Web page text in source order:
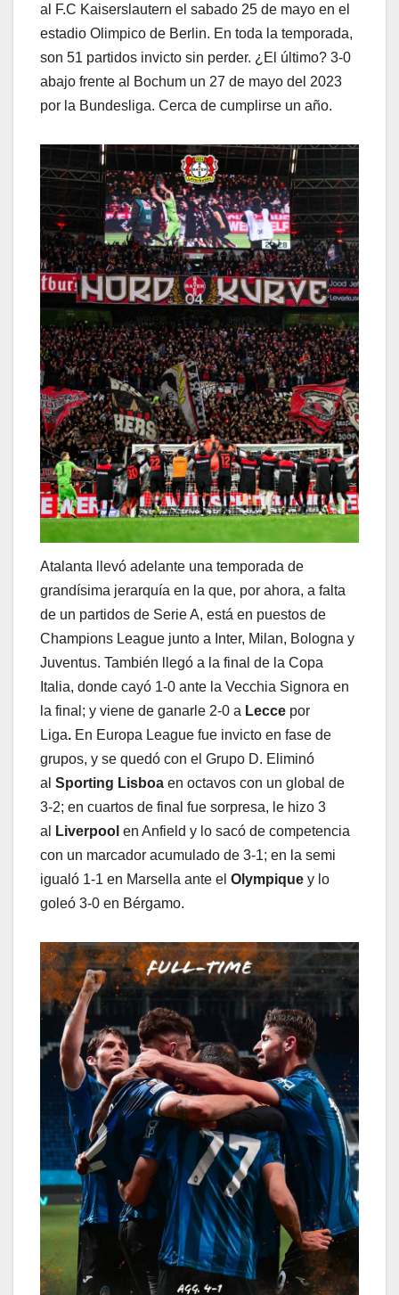
al F.C Kaiserslautern el sabado 25 de mayo en el
estadio Olimpico de Berlin. En toda la temporada,
son 51 partidos invicto sin perder. ¿El último? 3-0
abajo frente al Bochum un 27 de mayo del 2023
por la Bundesliga. Cerca de cumplirse un año.
Atalanta llevó adelante una temporada de
grandísima jerarquía en la que, por ahora, a falta
de un partidos de Serie A, está en puestos de
Champions League junto a Inter, Milan, Bologna y
Juventus. También llegó a la final de la Copa
Italia, donde cayó 1-0 ante la Vecchia Signora en
la final; y viene de ganarle 2-0 a Lecce por
Liga. En Europa League fue invicto en fase de
grupos, y se quedó con el Grupo D. Eliminó
al Sporting Lisboa en octavos con un global de
3-2; en cuartos de final fue sorpresa, le hizo 3
al
Liverpool en Anfield y lo sacó de competencia
con un marcador acumulado de 3-1; en la semi
igualó 1-1 en Marsella ante el Olympique y lo
goleó 3-0 en Bérgamo.